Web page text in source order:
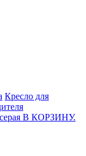
Кресло для